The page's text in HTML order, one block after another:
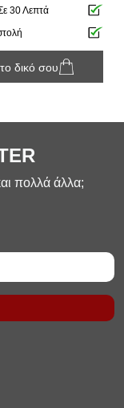
30 Λεπτά
δικό σου
πολλά άλλα;